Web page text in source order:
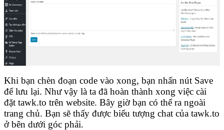
Khi bạn chèn đoạn code vào xong, bạn nhấn nút Save
để lưu lại. Như vậy là ta đã hoàn thành xong việc cài
đặt tawk.to trên website. Bây giờ bạn có thể ra ngoài
trang chủ. Bạn sẽ thấy được biểu tượng chat của tawk.to
ở bên dưới góc phải.